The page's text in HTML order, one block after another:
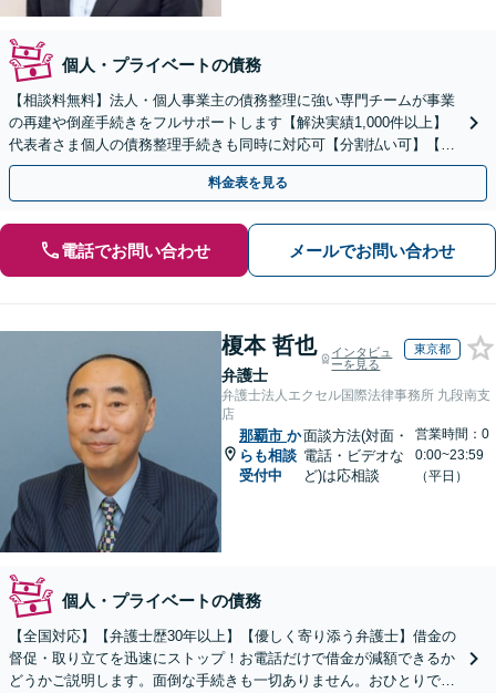
個人・プライベートの債務
【相談料無料】法人・個人事業主の債務整理に強い専門チームが事業
の再建や倒産手続きをフルサポートします【解決実績1,000件以上】
代表者さま個人の債務整理手続きも同時に対応可【分割払い可】【後
払い応相談】【夜間・休日相談可】
料金表を見る
電話でお問い合わせ メールでお問い合わせ
榎本 哲也
弁護士
インタビュ
ーを見る
東京都
弁護士法人エクセル国際法律事務所 九段南支
店
那覇市 か
らも相談
受付中
面談方法(対面・
電話・ビデオな
ど)は応相談
営業時間：0
0:00~23:59
（平日）
個人・プライベートの債務
【全国対応】【弁護士歴30年以上】【優しく寄り添う弁護士】借金の
督促・取り立てを迅速にストップ！お電話だけで借金が減額できるか
どうかご説明します。面倒な手続きも一切ありません。おひとりで悩